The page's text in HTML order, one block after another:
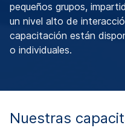
pequeños grupos,
un nivel alto de
capacitación están
o individuales.
Nuestras